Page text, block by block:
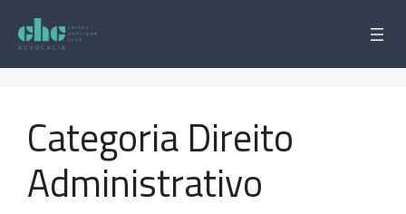
para
conteúdo
Categoria Direito
Administrativo